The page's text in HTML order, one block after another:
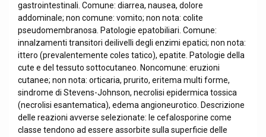
gastrointestinali. Comune: diarrea, nausea, dolore
addominale; non comune: vomito; non nota: colite
pseudomembranosa. Patologie epatobiliari. Comune:
innalzamenti transitori deilivelli degli enzimi epatici; non nota:
ittero (prevalentemente coles tatico), epatite. Patologie della
cute e del tessuto sottocutaneo. Noncomune: eruzioni
cutanee; non nota: orticaria, prurito, eritema multi forme,
sindrome di Stevens-Johnson, necrolisi epidermica tossica
(necrolisi esantematica), edema angioneurotico. Descrizione
delle reazioni avverse selezionate: le cefalosporine come
classe tendono ad essere assorbite sulla superficie delle